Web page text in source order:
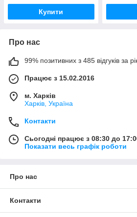
Купити
Про нас
99% позитивних з 485 відгуків за
Працює з 15.02.2016
м. Харків
Харків, Україна
Контакти
Сьогодні працює з 08:30 до
Показати весь графік роботи
Про нас
Контакти